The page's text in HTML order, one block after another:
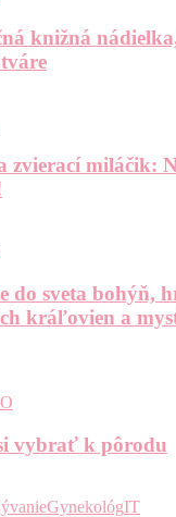
knižná
zvierací miláčik:
do sveta bohýň,
kráľovien a
vybrať k pôrodu
GynekológIT